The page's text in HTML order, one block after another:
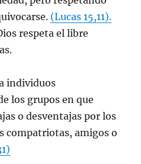
(Lucas 15,11).
respeta el libre
individuos
los grupos en que
o desventajas por los
compatriotas, amigos o